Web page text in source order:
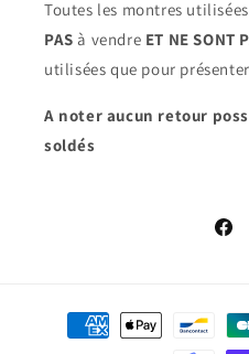
Toutes les montres
PAS à vendre ET NE SONT
utilisées que pour
A noter aucun retour
soldés
Moyens